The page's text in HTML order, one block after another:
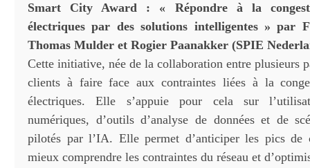
Smart City Award : « Répondre à la
électriques par des solutions intelligentes » par
Thomas Mulder et Rogier Paanakker (SPIE
Cette initiative, née de la collaboration entre plusieurs
clients à faire face aux contraintes liées à la
électriques. Elle s’appuie pour cela sur
numériques, d’outils d’analyse de données et de
pilotés par l’IA. Elle permet d’anticiper les pics de
mieux comprendre les contraintes du réseau et